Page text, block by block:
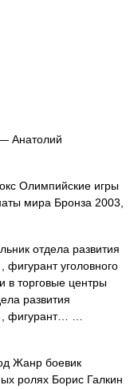
Анатолий
Олимпийские игры
мира Бронза 2003,
отдела развития
фигурант уголовного
в торговые центры
развития
, фигурант… …
Жанр боевик
ролях Борис Галкин